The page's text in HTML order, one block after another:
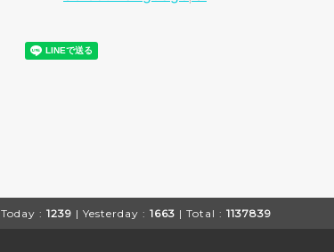
Today : 1239 | Yesterday : 1663 | Total : 1137839